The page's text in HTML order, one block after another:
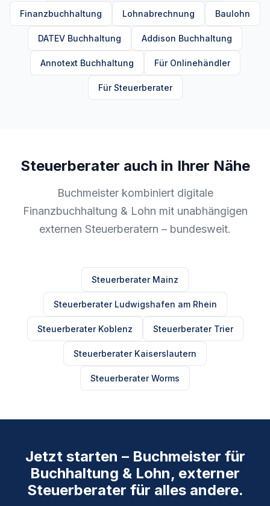
Finanzbuchhaltung Lohnabrechnung Baulohn
DATEV Buchhaltung Addison Buchhaltung
Annotext Buchhaltung Für Onlinehändler
Für Steuerberater
Steuerberater auch in Ihrer Nähe
Buchmeister kombiniert digitale
Finanzbuchhaltung & Lohn mit unabhängigen
externen Steuerberatern – bundesweit.
Steuerberater Mainz
Steuerberater Ludwigshafen am Rhein
Steuerberater Koblenz Steuerberater Trier
Steuerberater Kaiserslautern
Steuerberater Worms
Jetzt starten – Buchmeister für
Buchhaltung & Lohn, externer
Steuerberater für alles andere.